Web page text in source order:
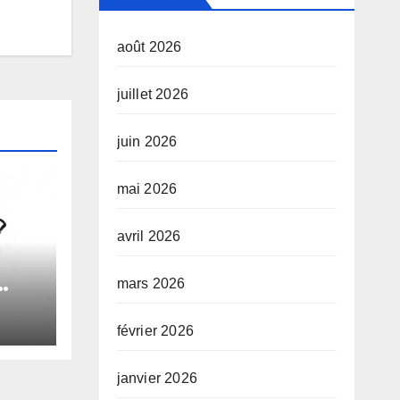
août 2026
juillet 2026
juin 2026
mai 2026
avril 2026
mars 2026
février 2026
janvier 2026